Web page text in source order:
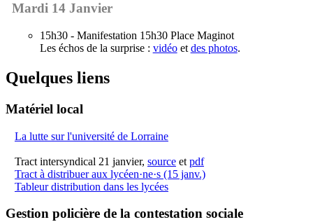
Mardi 14 Janvier
15h30 - Manifestation 15h30 Place Maginot
Les échos de la surprise : vidéoet des photos.
Quelques liens
Matériel local
La lutte sur l'université de Lorraine
Tract intersyndical 21 janvier, sourceet pdf
Tract à distribuer aux lycéen·ne·s (15 janv.)
Tableur distribution dans les lycées
Gestion policière de la contestation sociale